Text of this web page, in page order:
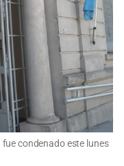
condenado este lunes